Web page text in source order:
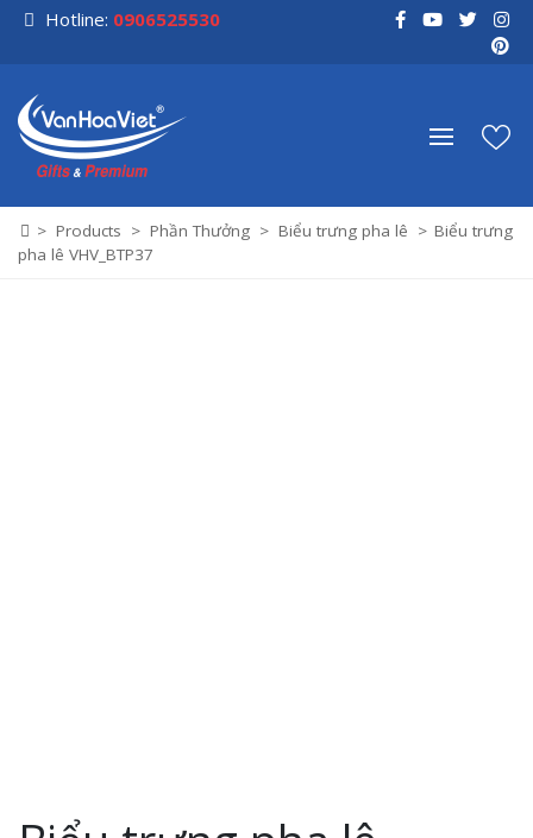
Skip
Hotline: 0906525530
> Products > Phần Thưởng > Biểu trưng pha lê > Biểu trưng
pha lê VHV_BTP37